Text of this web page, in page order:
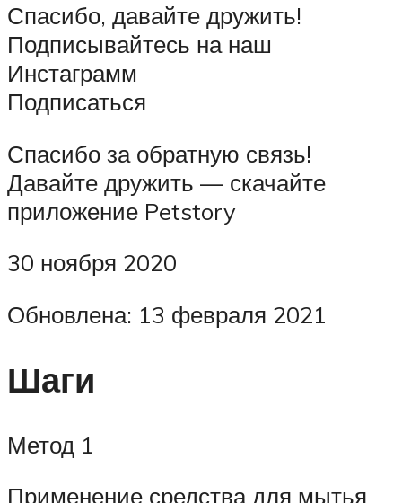
Спасибо, давайте дружить!
Подписывайтесь на наш
Инстаграмм
Подписаться
Спасибо за обратную связь!
Давайте дружить — скачайте
приложение Petstory
30 ноября 2020
Обновлена: 13 февраля 2021
Шаги
Метод 1
Применение средства для мытья